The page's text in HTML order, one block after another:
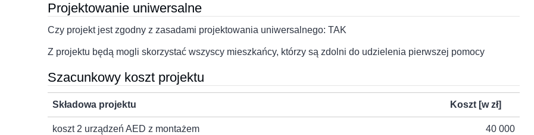
Projektowanie uniwersalne
Czy projekt jest zgodny z zasadami projektowania uniwersalnego: TAK
Z projektu będą mogli skorzystać wszyscy mieszkańcy, którzy są zdolni do udzielenia pierwszej pomocy
Szacunkowy koszt projektu
Składowa projektu Koszt [w zł]
koszt 2 urządzeń AED z montażem 40 000